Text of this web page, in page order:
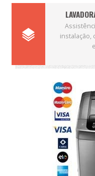
instalação,